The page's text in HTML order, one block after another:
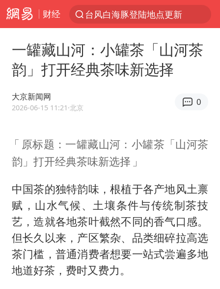
财经
台风白海豚登陆地点更新
台风白海豚进入48小时警戒线
看守所辅警收受10万获刑1年
五粮液渠道价一箱上涨近百元
CIA被曝已秘密设立古巴工作组
U17国足1分钟轰2球
泰国一女公务员妆容引争议 本人回应
24小时不关空调 电费会更低吗
中国养老床位“三连降”
一罐藏山河：小罐茶「山河茶
韵」打开经典茶味新选择
大京新闻网
2026-06-15 11:21 ·北京
0
原标题：一罐藏山河：小罐茶「山河茶
韵」打开经典茶味新选择
中国茶的独特韵味，根植于各产地风土禀
赋，山水气候、土壤条件与传统制茶技
艺，造就各地茶叶截然不同的香气口感。
但长久以来，产区繁杂、品类细碎拉高选
茶门槛，普通消费者想要一站式尝遍多地
地道好茶，费时又费力。